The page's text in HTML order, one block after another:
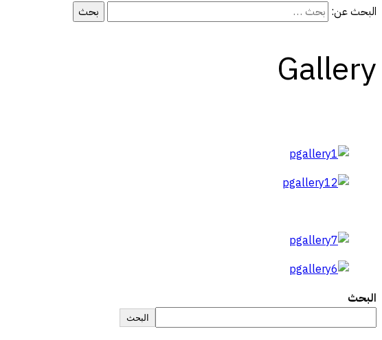
البحث عن:
Gallery
البحث
البحث